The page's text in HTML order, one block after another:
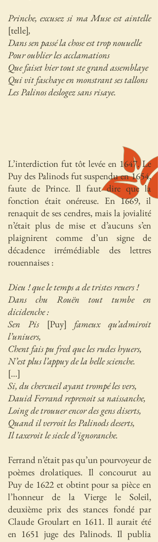
Prinche, excusez si ma Muse est aintelle
[telle],
Dans sen passé la chose est trop nouuelle
Pour oublier les acclamations
Que faiset hier tout ste grand assemblaye
Qui vit faschaye en monstrant ses tallons
Les Palinos deslogez sans risaye.
L’interdiction fut tôt levée en 1647. Le
Puy des Palinods fut suspendu en 1654,
faute de Prince. Il faut dire que la
fonction était onéreuse. En 1669, il
renaquit de ses cendres, mais la jovialité
n’était plus de mise et d’aucuns s’en
plaignirent comme d’un signe de
décadence irrémédiable des lettres
rouennaises :
Dieu ! que le temps a de tristes reuers !
Dans chu Rouën tout tumbe en
dicidenche :
Sen Pis [Puy]fameux qu’admiroit
l’uniuers,
Chent fais pu fred que les rudes hyuers,
N’est plus l’appuy de la belle scienche.
[…]
Si, du chercueil ayant trompé les vers,
Dauid Ferrand reprenoit sa naissanche,
Loing de trouuer encor des gens diserts,
Quand il verroit les Palinods deserts,
Il taxeroit le siecle d’ignoranche.
Ferrand n’était pas qu’un pourvoyeur de
poèmes drolatiques. Il concourut au
Puy de 1622 et obtint pour sa pièce en
l’honneur de la Vierge le Soleil,
deuxième prix des stances fondé par
Claude Groulart en 1611. Il aurait été
en 1651 juge des Palinods. Il publia